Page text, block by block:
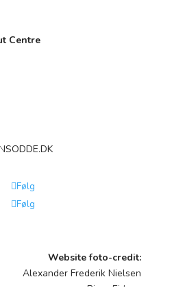
Centre
Følg
Følg
Website foto-credit:
Alexander Frederik Nielsen
Bjørn Eidnes